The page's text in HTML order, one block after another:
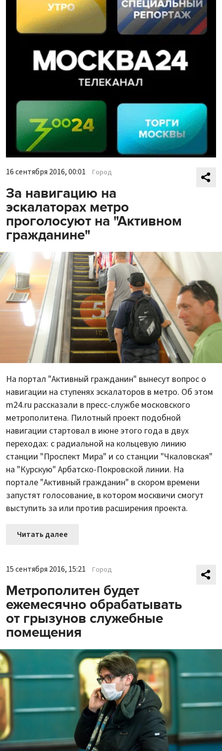
16 сентября 2016, 00:01 Город
За навигацию на
эскалаторах метро
проголосуют на "Активном
гражданине"
На портал "Активный гражданин" вынесут вопрос о
навигации на ступенях эскалаторов в метро. Об этом
m24.ru рассказали в пресс-службе московского
метрополитена. Пилотный проект подобной
навигации стартовал в июне этого года в двух
переходах: с радиальной на кольцевую линию
станции "Проспект Мира" и со станции "Чкаловская"
на "Курскую" Арбатско-Покровской линии. На
портале "Активный гражданин" в скором времени
запустят голосование, в котором москвичи смогут
выступить за или против расширения проекта.
Читать далее
15 сентября 2016, 15:21 Город
Метрополитен будет
ежемесячно обрабатывать
от грызунов служебные
помещения